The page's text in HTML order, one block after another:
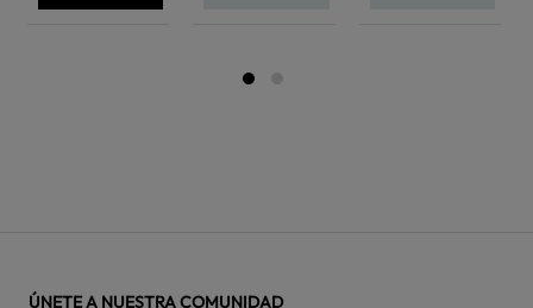
ÚNETE A NUESTRA COMUNIDAD